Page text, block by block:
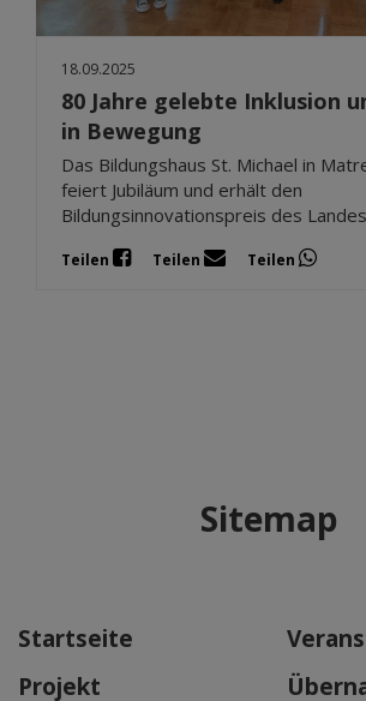
18.09.2025
80 Jahre gelebte Inklusion
in Bewegung
Das Bildungshaus St. Michael in
feiert Jubiläum und erhält den
Bildungsinnovationspreis des
Teilen Teilen Teilen
Sitemap
Startseite
Projekt